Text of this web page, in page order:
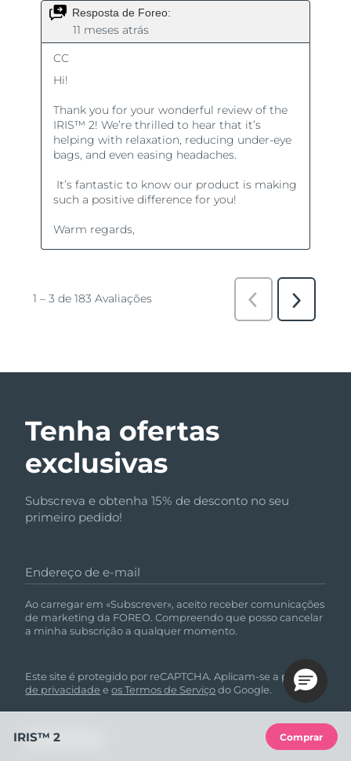
Tenha ofertas
exclusivas
Subscreva e obtenha 15% de desconto no seu
primeiro pedido!
Endereço de e-mail
Ao carregar em «Subscrever», aceito receber comunicações
de marketing da FOREO. Compreendo que posso cancelar
a minha subscrição a qualquer momento.
Este site é protegido por reCAPTCHA. Aplicam-se a política
de privacidade eos Termos de Serviçodo Google.
IRIS™ 2 Comprar